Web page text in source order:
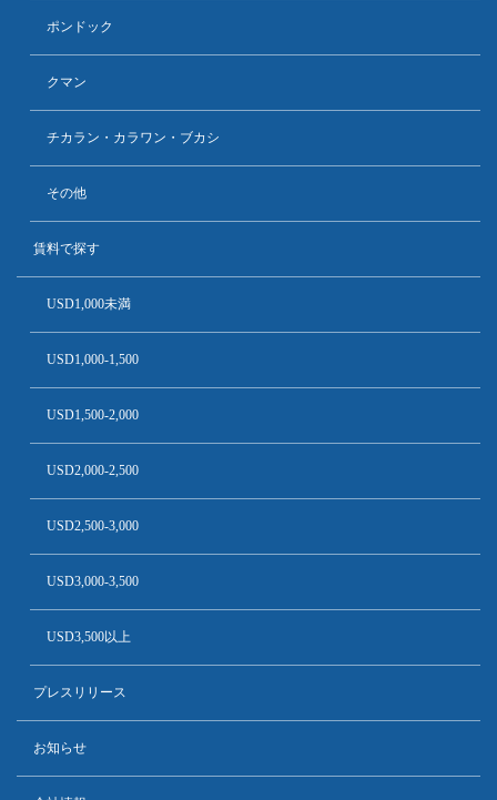
ポンドック
クマン
チカラン・カラワン・ブカシ
その他
賃料で探す
USD1,000未満
USD1,000-1,500
USD1,500-2,000
USD2,000-2,500
USD2,500-3,000
USD3,000-3,500
USD3,500以上
プレスリリース
お知らせ